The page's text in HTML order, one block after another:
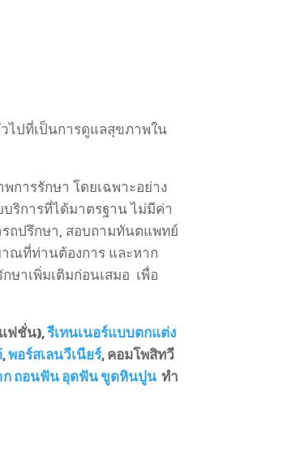
ไปที่เป็นการดูแลสุขภาพใน
การรักษา โดยเฉพาะอย่าง
ริการที่ได้มาตรฐาน ไม่มีค่า
ถปรึกษา, สอบถามทันตแพทย์
าณที่ท่านต้องการ และหาก
าเพิ่มเติมก่อนเสมอ เพื่อ
ฟชั่น),รีเทนเนอร์แบบตกแต่ง
,พอร์สเลนวีเนียร์, คอมโพสิทวี
ถอนฟันอุดฟันขูดหินปูน ทำ